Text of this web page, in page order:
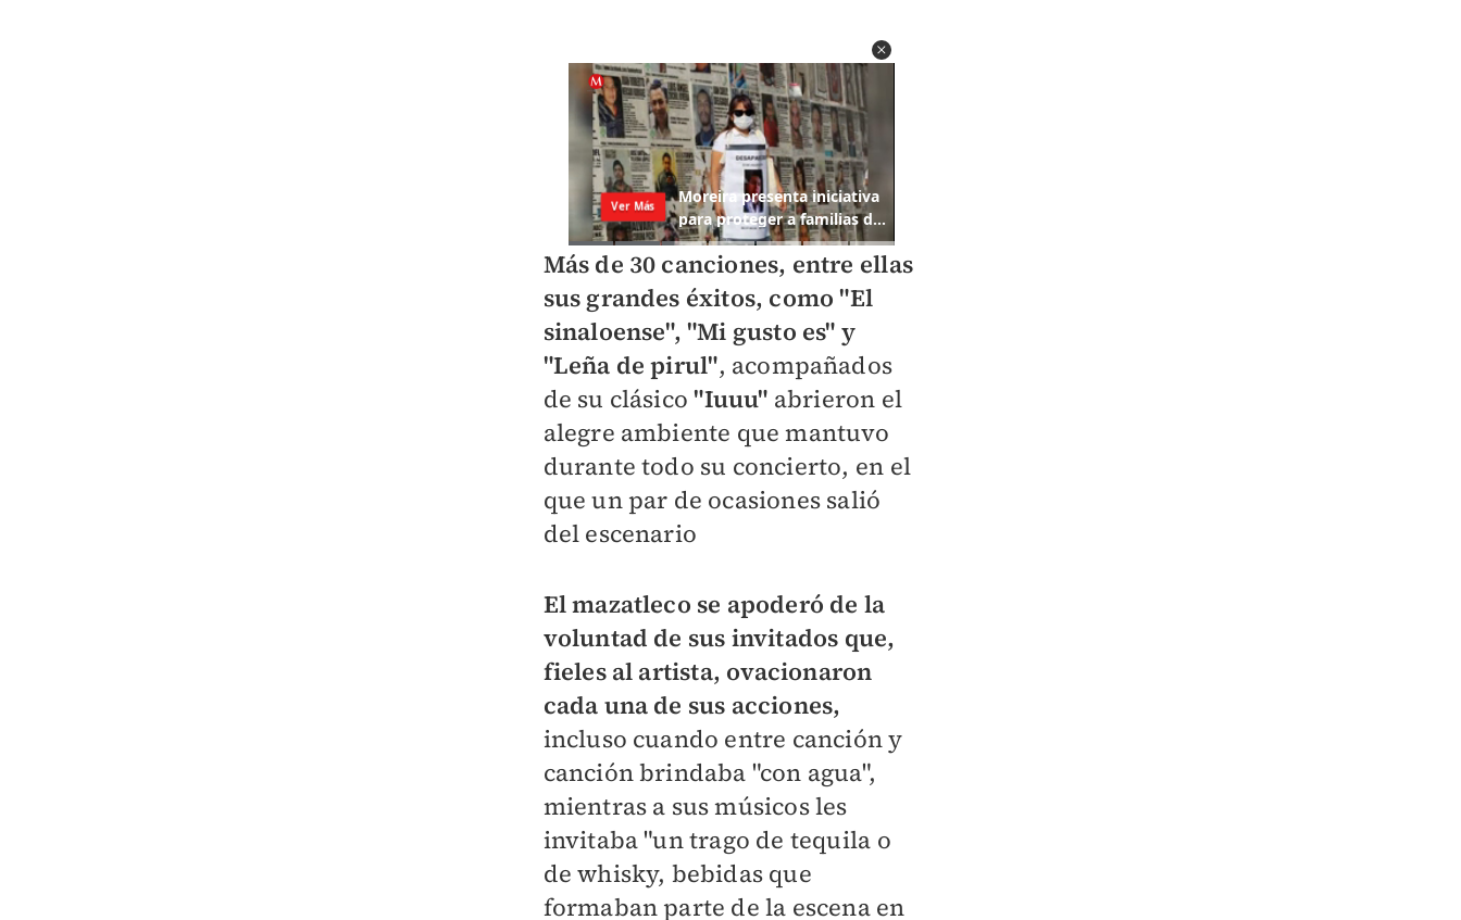
Más de 30 canciones, entre ellas
sus grandes éxitos, como "El
sinaloense", "Mi gusto es" y
"Leña de pirul", acompañados
de su clásico"Iuuu" abrieron el
alegre ambiente que mantuvo
durante todo su concierto, en el
que un par de ocasiones salió
del escenario
El mazatleco se apoderó de la
voluntad de sus invitados que,
fieles al artista, ovacionaron
cada una de sus acciones,
incluso cuando entre canción y
canción brindaba "con agua",
mientras a sus músicos les
invitaba "un trago de tequila o
de whisky, bebidas que
formaban parte de la escena en